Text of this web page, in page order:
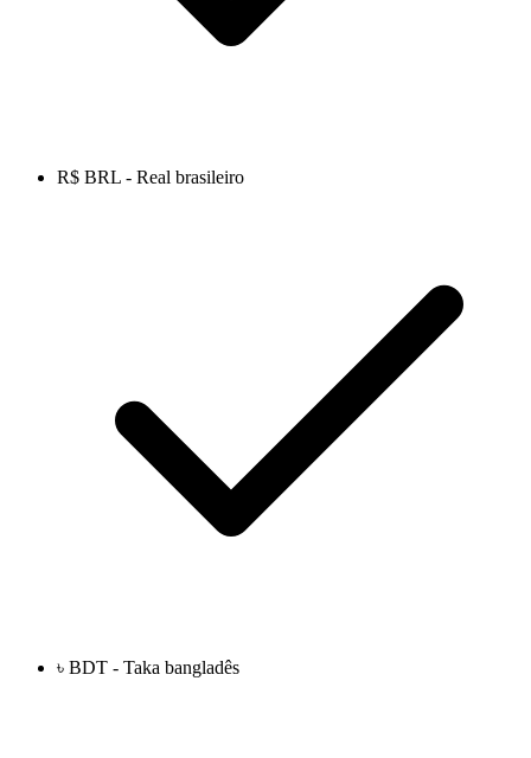
R$ BRL - Real brasileiro
৳ BDT - Taka bangladês